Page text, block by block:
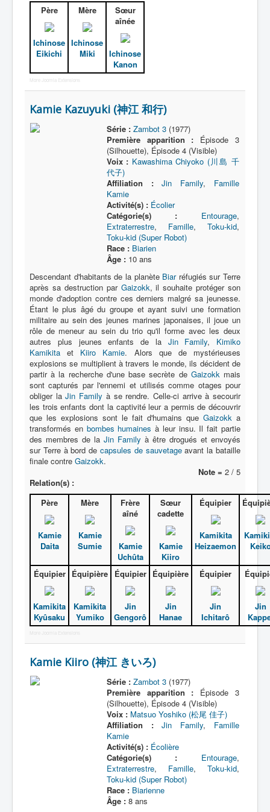
Père
Ichinose
Eikichi
Mère
Ichinose
Miki
Sœur
aînée
Ichinose
Kanon
More Joomla Extensions
Kamie Kazuyuki (神江 和行)
Série : Zambot 3(1977)
Première apparition : Épisode 3
(Silhouette), Épisode 4 (Visible)
Voix : Kawashima Chiyoko (川島 千
代子)
Affiliation :
Jin Family, Famille
Kamie
Activité(s) : Écolier
Catégorie(s) :
Entourage,
Extraterrestre, Famille, Toku-kid,
Toku-kid (Super Robot)
Race : Biarien
Âge :10 ans
Descendant d'habitants de la planète Biarréfugiés sur Terre
après sa destruction par Gaizokk, il souhaite protéger son
monde d'adoption contre ces derniers malgré sa jeunesse.
Étant le plus âgé du groupe et ayant suivi une formation
militaire au sein des jeunes marines japonaises, il joue un
rôle de meneur au sein du trio qu'il forme avec les deux
autres plus jeunes enfants de la Jin Family, Kimiko
Kamikita et Kiiro Kamie. Alors que de mystérieuses
explosions se multiplient à travers le monde, ils décident de
partir à la recherche d'une base secrète de Gaizokkmais
sont capturés par l'ennemi et utilisés comme otages pour
obliger laJin Family à se rendre. Celle-ci arrive à secourir
les trois enfants dont la captivité leur a permis de découvrir
que les explosions sont le fait d'humains que Gaizokk a
transformés en bombes humaines à leur insu. Il fait partie
des membres de la Jin Family à être drogués et envoyés
sur Terre à bord de capsules de sauvetageavant la bataille
finale contre Gaizokk.
Note = 2 / 5
Relation(s) :
Père
Kamie
Daita
Mère
Kamie
Sumie
Frère
aîné
Kamie
Uchûta
Sœur
cadette
Kamie
Kiiro
Équipier
Kamikita
Heizaemon
Équipier
Kamikita
Kyûsaku
Équipière
Kamikita
Yumiko
Équipier
Jin
Gengorô
Équipière
Jin
Hanae
Équipier
Jin
Ichitarô
Jin
More Joomla Extensions
Kamie Kiiro (神江 きいろ)
Série : Zambot 3(1977)
Première apparition : Épisode 3
(Silhouette), Épisode 4 (Visible)
Voix : Matsuo Yoshiko (松尾 佳子)
Affiliation :
Jin Family, Famille
Kamie
Activité(s) : Écolière
Catégorie(s) :
Entourage,
Extraterrestre, Famille, Toku-kid,
Toku-kid (Super Robot)
Race : Biarienne
Âge :8 ans